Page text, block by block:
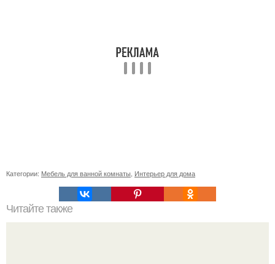
Категории: Мебель для ванной комнаты Интерьер для дома
Читайте также